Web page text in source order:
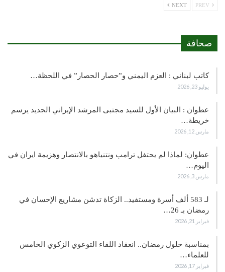
NEXT
صحافة
كاتب لبناني : العزم اليمني و”حصار الحصار” في اللحظة…
يوليو 23, 2026
عطوان : البيان الأول للسيد مجتبى المرشد الإيراني الجديد يرسم
خريطة…
مارس 12, 2026
عطوان: لماذا لم يحتفل ترامب ونتنياهو بالانتصار وهزيمة ايران في
اليوم…
مارس 3, 2026
لـ 583 ألف أسرة ومستفيد.. الزكاة تدشن مشاريع الإحسان في
رمضان بـ 26…
فبراير 21, 2026
بمناسبة حلول رمضان.. انعقاد اللقاء التوعوي الزكوي الخامس
للعلماء…
فبراير 17, 2026